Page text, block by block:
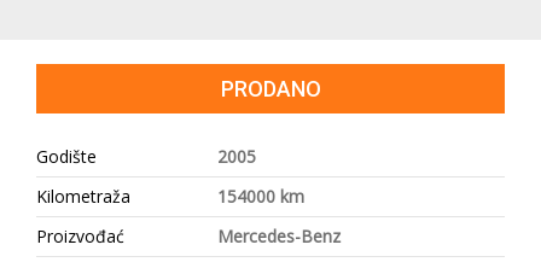
PRODANO
Godište
2005
Kilometraža
154000 km
Proizvođać
Mercedes-Benz